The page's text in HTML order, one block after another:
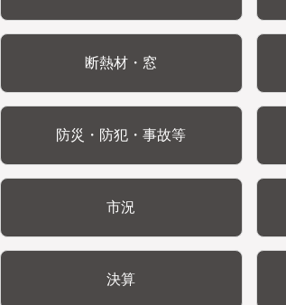
断熱材・窓
防災・防犯・事故等
市況
決算